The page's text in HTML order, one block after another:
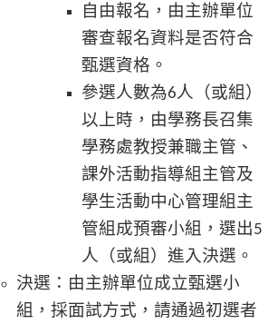
自由報名，由主辦單位
審查報名資料是否符合
甄選資格。
參選人數為6人（或組）
以上時，由學務長召集
學務處教授兼職主管、
課外活動指導組主管及
學生活動中心管理組主
管組成預審小組，選出5
人（或組）進入決選。
決選：由主辦單位成立甄選小
組，採面試方式，請通過初選者